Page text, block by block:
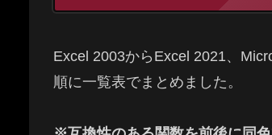
Excel 2003からExcel 2021、
順に一覧表でまとめました。